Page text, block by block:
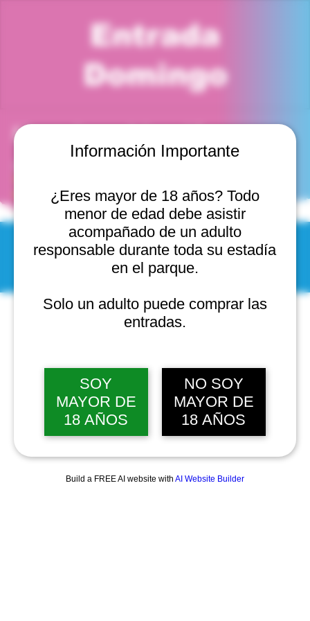
Información Importante
¿Eres mayor de 18 años? Todo
menor de edad debe asistir
acompañado de un adulto
responsable durante toda su estadía
en el parque.
Solo un adulto puede comprar las
entradas.
SOY
MAYOR DE
18 AÑOS
NO SOY
MAYOR DE
18 AÑOS
Build a FREE AI website with AI Website Builder
Entrada
Domingo
Horario y ubicación
del Mar, Valparaíso, Chile